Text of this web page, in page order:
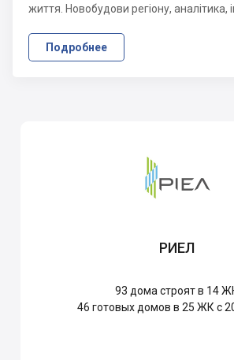
життя. Новобудови регіону, аналітика,
Подробнее
РИЕЛ
93 дома строят в 14
46 готовых домов в 25 ЖК с